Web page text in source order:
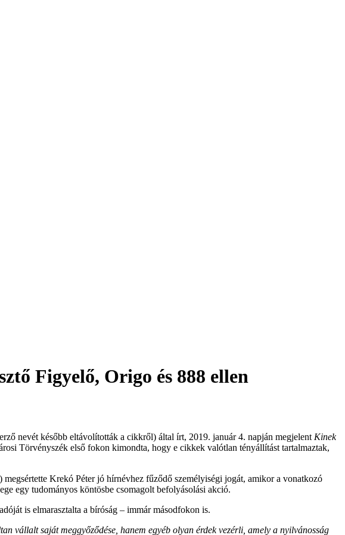
Figyelő, Origo és 888 ellen
nevét később eltávolították a cikkről) által írt, 2019. január 4. napján megjelent Kinek
Törvényszék első fokon kimondta, hogy e cikkek valótlan tényállítást tartalmaztak,
Krekó Péter jó hírnévhez fűződő személyiségi jogát, amikor a vonatkozó
egy tudományos köntösbe csomagolt befolyásolási akció.
is elmarasztalta a bíróság – immár másodfokon is.
vállalt saját meggyőződése, hanem egyéb olyan érdek vezérli, amely a nyilvánosság